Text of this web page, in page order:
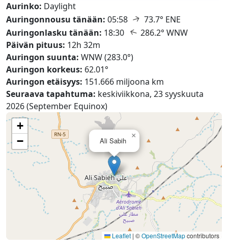
Aurinko: Daylight
Auringonnousu tänään: 05:58 ↑ 73.7° ENE
Auringonlasku tänään: 18:30 ↑ 286.2° WNW
Päivän pituus: 12h 32m
Auringon suunta: WNW (283.0°)
Auringon korkeus: 62.01°
Auringon etäisyys: 151.666 miljoona km
Seuraava tapahtuma: keskiviikkona, 23 syyskuuta
2026 (September Equinox)
Ali Sabih
×
+
−
Leaflet | ©OpenStreetMapcontributors